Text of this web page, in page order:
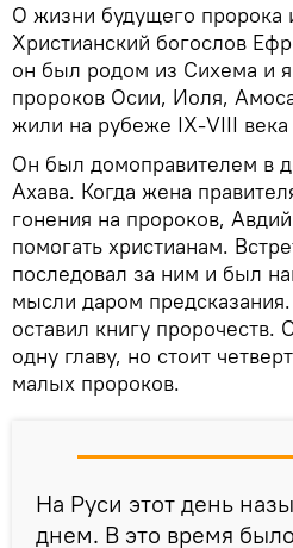
О жизни будущего пророка
Христианский богослов
он был родом из Сихема и
пророков Осии, Иоля,
жили на рубеже IX-VIII
Он был домоправителем в
Ахава. Когда жена
гонения на пророков,
помогать христианам.
последовал за ним и был
мысли даром
оставил книгу пророчеств.
одну главу, но стоит
малых пророков.
На Руси этот день
днем. В это время